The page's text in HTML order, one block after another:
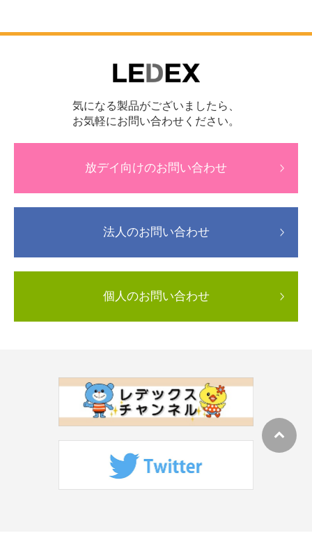
気になる製品がございましたら、
お気軽にお問い合わせください。
放デイ向けのお問い合わせ
法人のお問い合わせ
個人のお問い合わせ